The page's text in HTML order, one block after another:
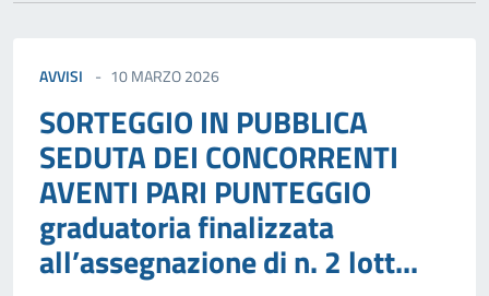
AVVISI 10 MARZO 2026
SORTEGGIO IN PUBBLICA
SEDUTA DEI CONCORRENTI
AVENTI PARI PUNTEGGIO
graduatoria finalizzata
all’assegnazione di n. 2 lott...